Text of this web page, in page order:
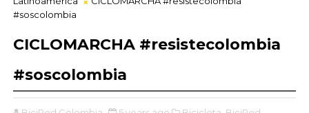
#soscolombia
CICLOMARCHA #resistecolombia
#soscolombia